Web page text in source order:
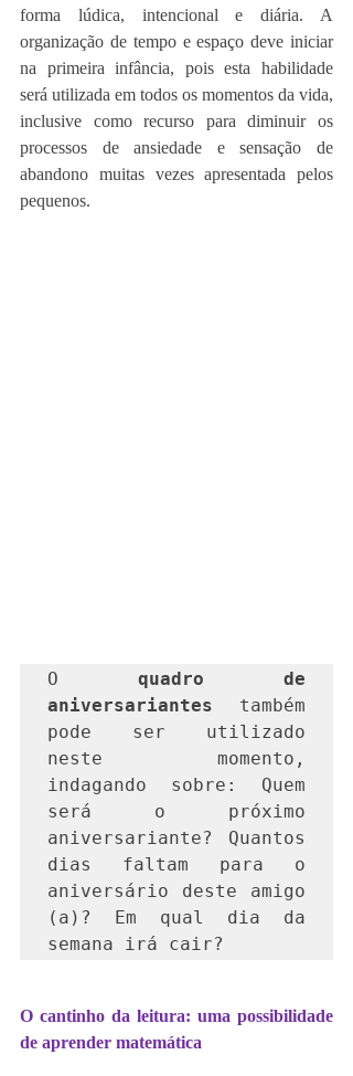
forma lúdica, intencional e diária. A
organização de tempo e espaço deve iniciar
na primeira infância, pois esta habilidade
será utilizada em todos os momentos da vida,
inclusive como recurso para diminuir os
processos de ansiedade e sensação de
abandono muitas vezes apresentada pelos
pequenos.
O quadro de
aniversariantes também
pode ser utilizado
neste momento,
indagando sobre: Quem
será o próximo
aniversariante? Quantos
dias faltam para o
aniversário deste amigo
(a)? Em qual dia da
semana irá cair?
O cantinho da leitura: uma possibilidade
de aprender matemática